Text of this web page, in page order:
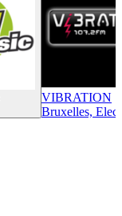
VIBRATION
Bruxelles,